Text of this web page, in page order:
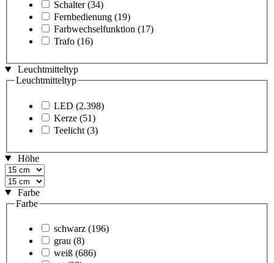
Schalter (34)
Fernbedienung (19)
Farbwechselfunktion (17)
Trafo (16)
Leuchtmitteltyp
Leuchtmitteltyp
LED (2.398)
Kerze (51)
Teelicht (3)
Höhe
Farbe
Farbe
schwarz (196)
grau (8)
weiß (686)